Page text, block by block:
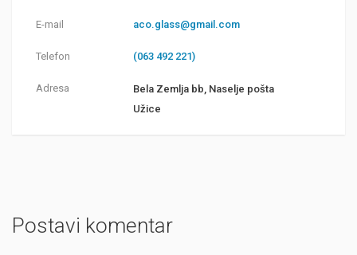
E-mail aco.glass@gmail.com
Telefon (063 492 221)
Adresa
Bela Zemlja bb, Naselje pošta
Užice
Postavi komentar